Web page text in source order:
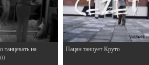
танцевать на
Пацан танцует Круто